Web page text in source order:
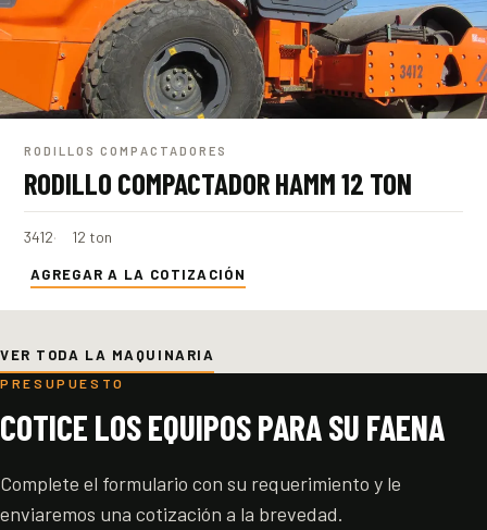
RODILLOS COMPACTADORES
RODILLO COMPACTADOR HAMM 12 TON
3412 12 ton
AGREGAR A LA COTIZACIÓN
VER TODA LA MAQUINARIA
PRESUPUESTO
COTICE LOS EQUIPOS PARA SU FAENA
Complete el formulario con su requerimiento y le
enviaremos una cotización a la brevedad.